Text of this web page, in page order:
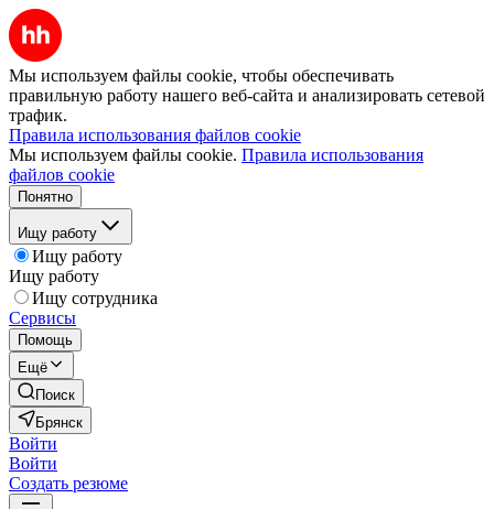
Мы используем файлы cookie, чтобы обеспечивать
правильную работу нашего веб-сайта и анализировать сетевой
трафик.
Правила использования файлов cookie
Мы используем файлы cookie. Правила использования
файлов cookie
Понятно
Ищу работу
Ищу работу
Ищу работу
Ищу сотрудника
Сервисы
Помощь
Ещё
Поиск
Брянск
Войти
Войти
Создать резюме